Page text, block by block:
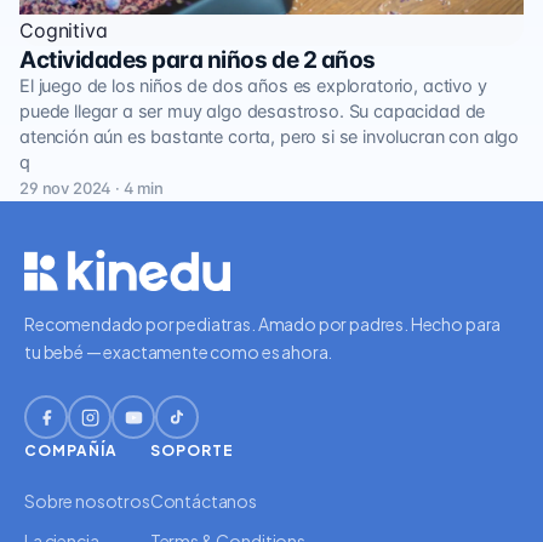
Cognitiva
Actividades para niños de 2 años
El juego de los niños de dos años es exploratorio, activo y
puede llegar a ser muy algo desastroso. Su capacidad de
atención aún es bastante corta, pero si se involucran con algo
q
29 nov 2024 · 4 min
Recomendado por pediatras. Amado por padres. Hecho para
tu bebé — exactamente como es ahora.
COMPAÑÍA
Sobre nosotros
SOPORTE
Contáctanos